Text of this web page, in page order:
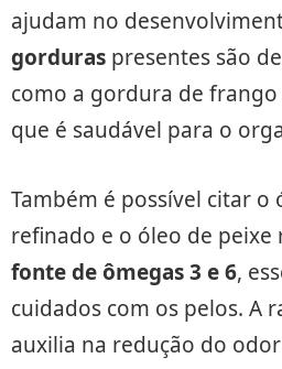
ajudam no
gorduras presentes são
como a gordura de
que é saudável para o
Também é possível citar o
refinado e o óleo de peixe
fonte de ômegas 3 e 6,
cuidados com os pelos. A
auxilia na redução do